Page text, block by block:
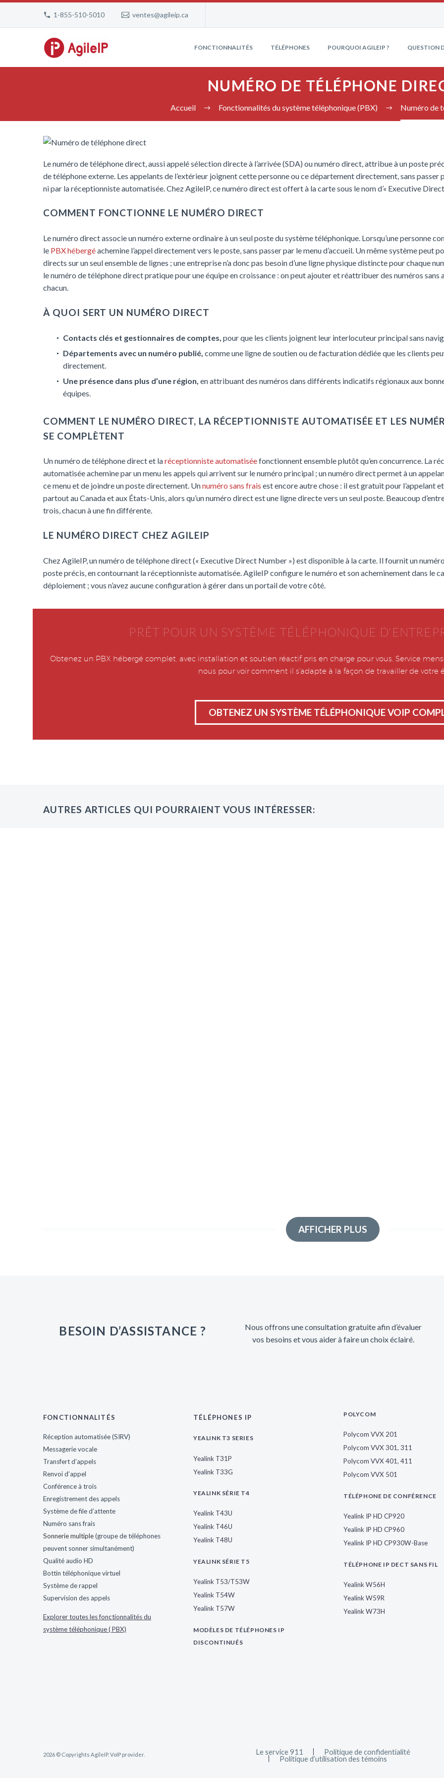
1-855-510-5010 ventes@agileip.ca
FONCTIONNALITÉS TÉLÉPHONES POURQUOI AGILEIP ? QUESTION
NUMÉRO DE TÉLÉPHONE
Accueil Fonctionnalités du système téléphonique (PBX) Numéro de
Le numéro de téléphone direct, aussi appelé sélection directe à l’arrivée (SDA) ou numéro direct, attribue à un poste
de téléphone externe. Les appelants de l’extérieur joignent cette personne ou ce département directement, sans passer
ni par la réceptionniste automatisée. Chez AgileIP, ce numéro direct est offert à la carte sous le nom d’« Executive
COMMENT FONCTIONNE LE NUMÉRO DIRECT
Le numéro direct associe un numéro externe ordinaire à un seul poste du système téléphonique. Lorsqu’une personne
le PBX hébergéachemine l’appel directement vers le poste, sans passer par le menu d’accueil. Un même système peut
directs sur un seul ensemble de lignes ; une entreprise n’a donc pas besoin d’une ligne physique distincte pour chaque
le numéro de téléphone direct pratique pour une équipe en croissance : on peut ajouter et réattribuer des numéros sans
chacun.
À QUOI SERT UN NUMÉRO DIRECT
Contacts clés et gestionnaires de comptes, pour que les clients joignent leur interlocuteur principal sans
Départements avec un numéro publié, comme une ligne de soutien ou de facturation dédiée que les clients
directement.
Une présence dans plus d’une région, en attribuant des numéros dans différents indicatifs régionaux aux
équipes.
COMMENT LE NUMÉRO DIRECT, LA RÉCEPTIONNISTE AUTOMATISÉE ET LES
SE COMPLÈTENT
Un numéro de téléphone direct et laréceptionniste automatiséefonctionnent ensemble plutôt qu’en concurrence. La
automatisée achemine par un menu les appels qui arrivent sur le numéro principal ; un numéro direct permet à un
ce menu et de joindre un poste directement. Unnuméro sans frais est encore autre chose : il est gratuit pour l’appelant
partout au Canada et aux États-Unis, alors qu’un numéro direct est une ligne directe vers un seul poste. Beaucoup
trois, chacun à une fin différente.
LE NUMÉRO DIRECT CHEZ AGILEIP
Chez AgileIP, un numéro de téléphone direct (« Executive Direct Number ») est disponible à la carte. Il fournit un
poste précis, en contournant la réceptionniste automatisée. AgileIP configure le numéro et son acheminement dans le
déploiement ; vous n’avez aucune configuration à gérer dans un portail de votre côté.
PRÊT POUR UN SYSTÈME TÉLÉPHONIQUE
Obtenez un PBX hébergé complet, avec installation et soutien réactif pris en charge pour vous. Service
nous pour voir comment il s'adapte à la façon de travailler de votre
OBTENEZ UN SYSTÈME TÉLÉPHONIQUE VOIP
AUTRES ARTICLES QUI POURRAIENT VOUS INTÉRESSER:
AFFICHER PLUS
BESOIN D’ASSISTANCE ?
Nous offrons une consultation gratuite afin d’évaluer
vos besoins et vous aider à faire un choix éclairé.
FONCTIONNALITÉS
Réception automatisée (SIRV)
Messagerie vocale
Transfert d’appels
Renvoi d’appel
Conférence à trois
Enregistrement des appels
Système de file d’attente
Numéro sans frais
Sonnerie multiple(groupe de téléphones
peuvent sonner simultanément)
Qualité audio HD
Bottin téléphonique virtuel
Système de rappel
Supervision des appels
Explorer toutes les fonctionnalités du
système téléphonique ( PBX)
TÉLÉPHONES IP
YEALINK T3 SERIES
Yealink T31P
Yealink T33G
YEALINK SÉRIE T4
Yealink T43U
Yealink T46U
Yealink T48U
YEALINK SÉRIE T5
Yealink T53/T53W
Yealink T54W
Yealink T57W
MODÈLES DE TÉLÉPHONES IP
DISCONTINUÉS
POLYCOM
Polycom VVX 201
Polycom VVX 301, 311
Polycom VVX 401, 411
Polycom VVX 501
TÉLÉPHONE DE CONFÉRENCE
Yealink IP HD CP920
Yealink IP HD CP960
Yealink IP HD CP930W-Base
TÉLÉPHONE IP DECT SANS FIL
Yealink W56H
Yealink W59R
Yealink W73H
Le service 911 Politique de confidentialité
Politique d’utilisation des témoins
2026 © Copyrights AgileIP. VoIP provider.